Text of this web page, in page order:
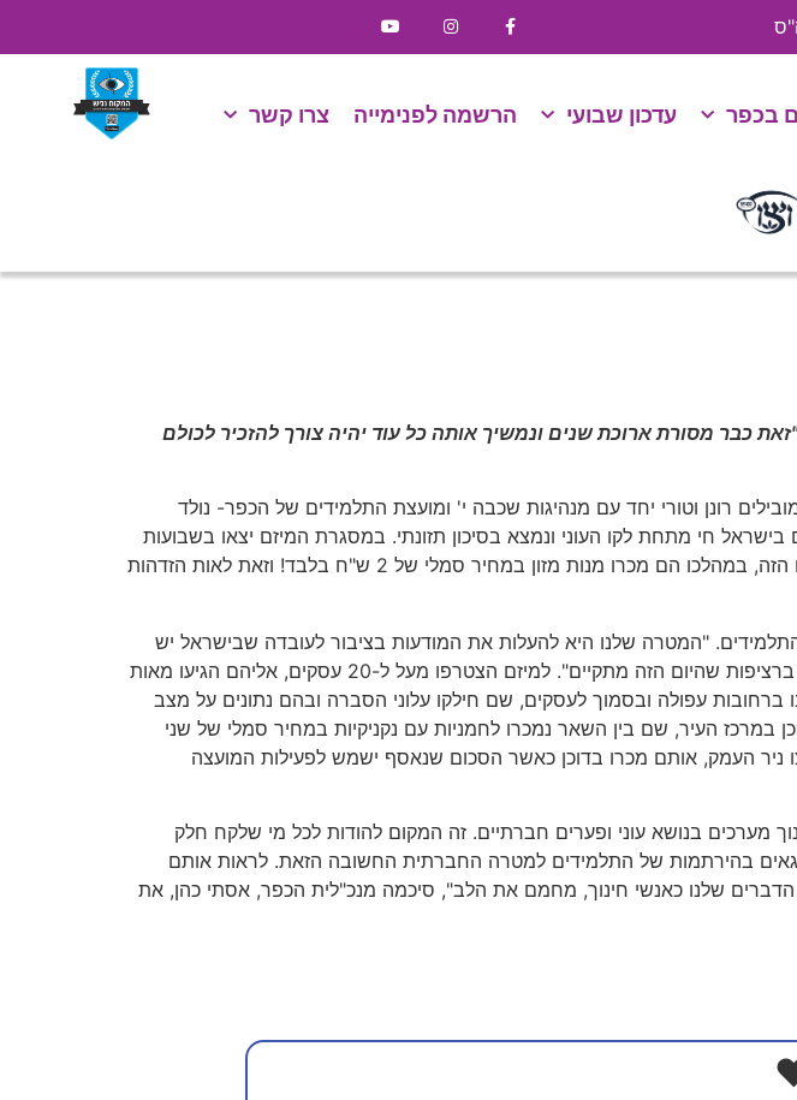
בכפר עדכון שבועי הרשמה לפנימייה צרו קשר
כבר מסורת ארוכת שנים ונמשיך אותה כל עוד יהיה צורך להזכיר לכולם
רונן וטורי יחד עם מנהיגות שכבה י' ומועצת התלמידים של הכפר- נולד
חי מתחת לקו העוני ונמצא בסיכון תזונתי. במסגרת המיזם יצאו בשבועות
האחרונים נציגי המועצה והשכבה לבתי עסק ברחבי העיר עפולה, ורתמו אותם עבור היום הזה, במהלכו הם מכרו מנות מזון במחיר סמלי של 2 ש"ח בלבד! וזאת לאות הזדהות
"המטרה שלנו היא להעלות את המודעות בציבור לעובדה שבישראל יש
יותר מידי ילדים רעבים והכי חמור שהמצב לא ממש משתנה לטובה, עובדה שכבר עשור ברציפות שהיום הזה מתקיים". למיזם הצטרפו מעל ל-20 עסקים, אליהם הגיעו מאות
ברחובות עפולה ובסמוך לעסקים, שם חילקו עלוני הסברה ובהם נתונים על מצב
במרכז העיר, שם בין השאר נמכרו לחמניות עם נקניקיות במחיר סמלי של שני
ניר העמק, אותם מכרו בדוכן כאשר הסכום שנאסף ישמש לפעילות המועצה
מערכים בנושא עוני ופערים חברתיים. זה המקום להודות לכל מי שלקח חלק
גאים בהירתמות של התלמידים למטרה החברתית החשובה הזאת. לראות אותם
שלנו כאנשי חינוך, מחמם את הלב", סיכמה מנכ"לית הכפר, אסתי כהן, את